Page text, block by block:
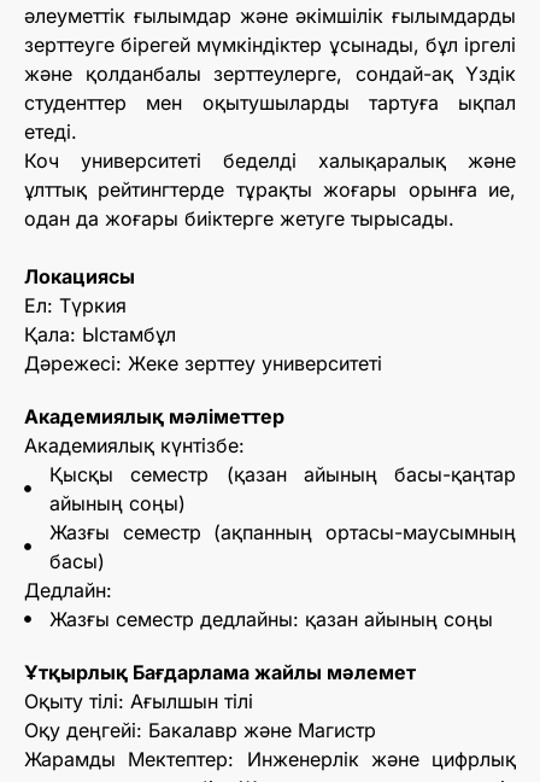
әлеуметтік ғылымдар және әкімшілік ғылымдарды
зерттеуге бірегей мүмкіндіктер ұсынады, бұл іргелі
және қолданбалы зерттеулерге, сондай-ақ Үздік
студенттер мен оқытушыларды тартуға ықпал
етеді.
Коч университеті беделді халықаралық және
ұлттық рейтингтерде тұрақты жоғары орынға ие,
одан да жоғары биіктерге жетуге тырысады.
Локациясы
Ел: Түркия
Қала: Ыстамбұл
Дәрежесі: Жеке зерттеу университеті
Академиялық мәліметтер
Академиялық күнтізбе:
Қысқы семестр (қазан айының басы-қаңтар
айының соңы)
Жазғы семестр (ақпанның ортасы-маусымның
басы)
Дедлайн:
Жазғы семестр дедлайны: қазан айының соңы
Ұтқырлық Бағдарлама жайлы мәлемет
Оқыту тілі: Ағылшын тілі
Оқу деңгейі: Бакалавр және Магистр
Жарамды Мектептер: Инженерлік және цифрлық